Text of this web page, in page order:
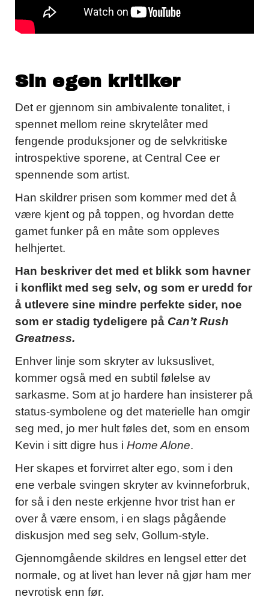
Sin egen kritiker
Det er gjennom sin ambivalente tonalitet, i
spennet mellom reine skrytelåter med
fengende produksjoner og de selvkritiske
introspektive sporene, at Central Cee er
spennende som artist.
Han skildrer prisen som kommer med det å
være kjent og på toppen, og hvordan dette
gamet funker på en måte som oppleves
helhjertet.
Han beskriver det med et blikk som havner
i konflikt med seg selv, og som er uredd for
å utlevere sine mindre perfekte sider, noe
som er stadig tydeligere på Can’t Rush
Greatness.
Enhver linje som skryter av luksuslivet,
kommer også med en subtil følelse av
sarkasme. Som at jo hardere han insisterer på
status-symbolene og det materielle han omgir
seg med, jo mer hult føles det, som en ensom
Kevin i sitt digre hus i Home Alone.
Her skapes et forvirret alter ego, som i den
ene verbale svingen skryter av kvinneforbruk,
for så i den neste erkjenne hvor trist han er
over å være ensom, i en slags pågående
diskusjon med seg selv, Gollum-style.
Gjennomgående skildres en lengsel etter det
normale, og at livet han lever nå gjør ham mer
nevrotisk enn før.